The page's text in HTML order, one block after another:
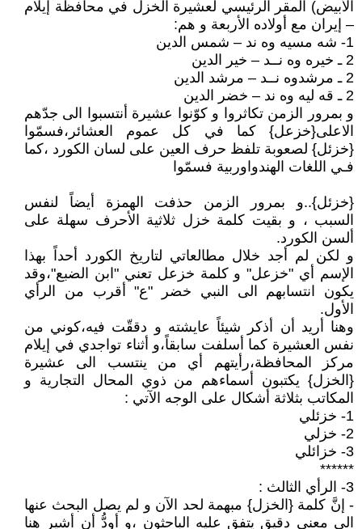
الأبيض) المقر الرئيسي لعشيرة الخزل في محافظة إيلام
– إيران مع أولاده الأربعة و هم:
1- شه مسيه وه ند – شمس الدين
2 ـ خيره وه نــد – خير الدين
2 ـ مرشدوه نــد – مرشد الدين
2 ـ قه ليه وه ند – خضر الدين
و بمرور الزمن تكاثروا و كوّنوا عشيرة أنتسبوا الى جدّهم
الاعلى{خزعل} كما في كل عموم العشائر،فسمّوا
{خزئل} لصعوبة تلفظ حرف العين على لسان الكورد ،كما
فـي اللغات الهندواوربية فسمّوا
{خزئل}..و بمرور الزمن حذفت الهمزة أيضاً لنفس
السبب ، و بقيت كلمة خزل ثلاثية الأحرف سهلة على
ألسن الكورد.
و لكن لم أجد خلال مطالعاتي لتاريخ الكورد أحداً بهذا
الإسم أي "خزعل" و كلمة خزعل تعني "ابن الضبع"،وقد
يكون انتسابهم الى النبي خضر "ع" أقرب من الرأي
الأول.
وهنا أريد أن أذكر شيئاً عايشته و دققّت فيه،كوني من
نفس العشيرة كما أسلفت سابقاً،و أثناء تواجدي في إيلام
مركز المحافظة،رأيتهم أي من ينتسب الى عشيرة
{الخزل} يكتبون أسماءهم من ذوي المحال التجارية و
المكاتب بثلاثة أشكال على الوجه الآتي :
1- خزئلي
2- خزلي
3- خزائلي
******
3- الرأي الثالث :
- إنَّ كلمة {الخزل} مبهمة لحد الآن و لم يصل البحث عنها
الى معنى دقيق يتفق عليه الباحثون ،و أودُّ أن أشير هنا